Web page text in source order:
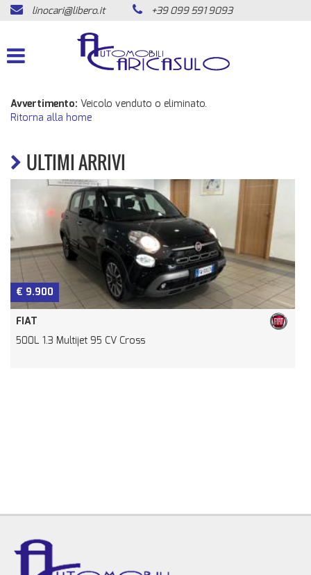
HOME
LISTA VEICOLI
ACQUISTIAMO USATO
CONTATTI
NEWS
AREA COMMERCIANTI
linocari@libero.it +39 099 591 9093
Avvertimento: Veicolo venduto o eliminato.
Ritorna alla home
ULTIMI ARRIVI
€ 9.900
FIAT
500L 1.3 Multijet 95 CV Cross